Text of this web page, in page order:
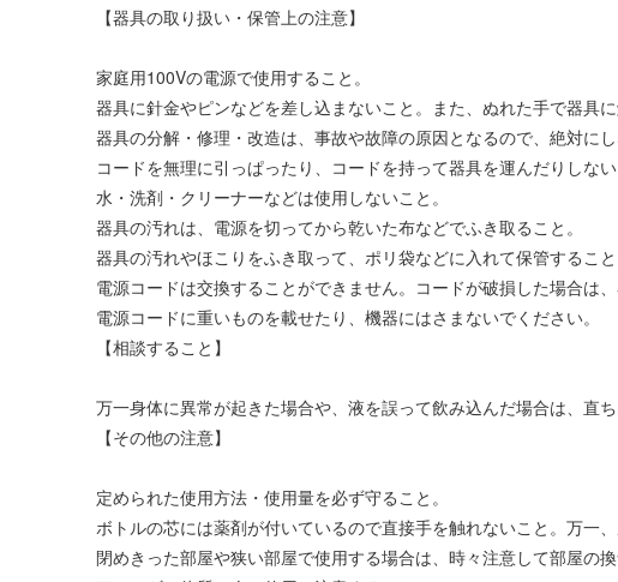
【器具の取り扱い・保管上の注意】
家庭用100Vの電源で使用すること。
器具に針金やピンなどを差し込まないこと。また、ぬれた手で器具に
器具の分解・修理・改造は、事故や故障の原因となるので、絶対にし
コードを無理に引っぱったり、コードを持って器具を運んだりしない
水・洗剤・クリーナーなどは使用しないこと。
器具の汚れは、電源を切ってから乾いた布などでふき取ること。
器具の汚れやほこりをふき取って、ポリ袋などに入れて保管すること
電源コードは交換することができません。コードが破損した場合は、
電源コードに重いものを載せたり、機器にはさまないでください。
【相談すること】
万一身体に異常が起きた場合や、液を誤って飲み込んだ場合は、直
【その他の注意】
定められた使用方法・使用量を必ず守ること。
ボトルの芯には薬剤が付いているので直接手を触れないこと。万一
閉めきった部屋や狭い部屋で使用する場合は、時々注意して部屋の